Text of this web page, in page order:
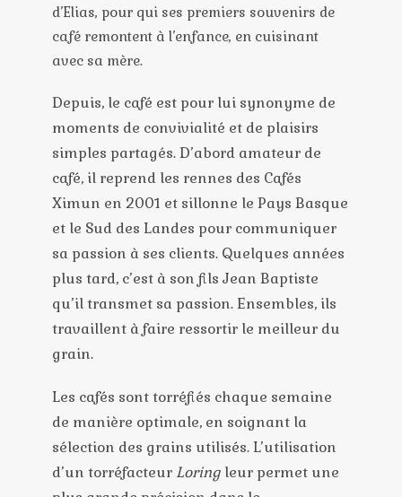
d’Elias, pour qui ses premiers souvenirs de
café remontent à l’enfance, en cuisinant
avec sa mère.
Depuis, le café est pour lui synonyme de
moments de convivialité et de plaisirs
simples partagés. D’abord amateur de
café, il reprend les rennes des Cafés
Ximun en 2001 et sillonne le Pays Basque
et le Sud des Landes pour communiquer
sa passion à ses clients. Quelques années
plus tard, c’est à son fils Jean Baptiste
qu’il transmet sa passion. Ensembles, ils
travaillent à faire ressortir le meilleur du
grain.
Les cafés sont torréfiés chaque semaine
de manière optimale, en soignant la
sélection des grains utilisés. L’utilisation
d’un torréfacteur Loringleur permet une